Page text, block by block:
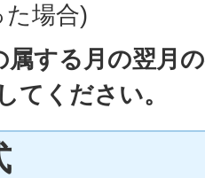
た場合)
属する月の翌月
てください。